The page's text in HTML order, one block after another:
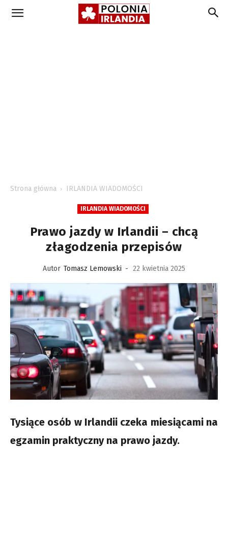
Strona główna IRLANDIA WIADOMOŚCI
IRLANDIA WIADOMOŚCI
Prawo jazdy w Irlandii – chcą
złagodzenia przepisów
Autor Tomasz Lemowski - 22 kwietnia 2025
Tysiące osób w Irlandii czeka miesiącami na
egzamin praktyczny na prawo jazdy.